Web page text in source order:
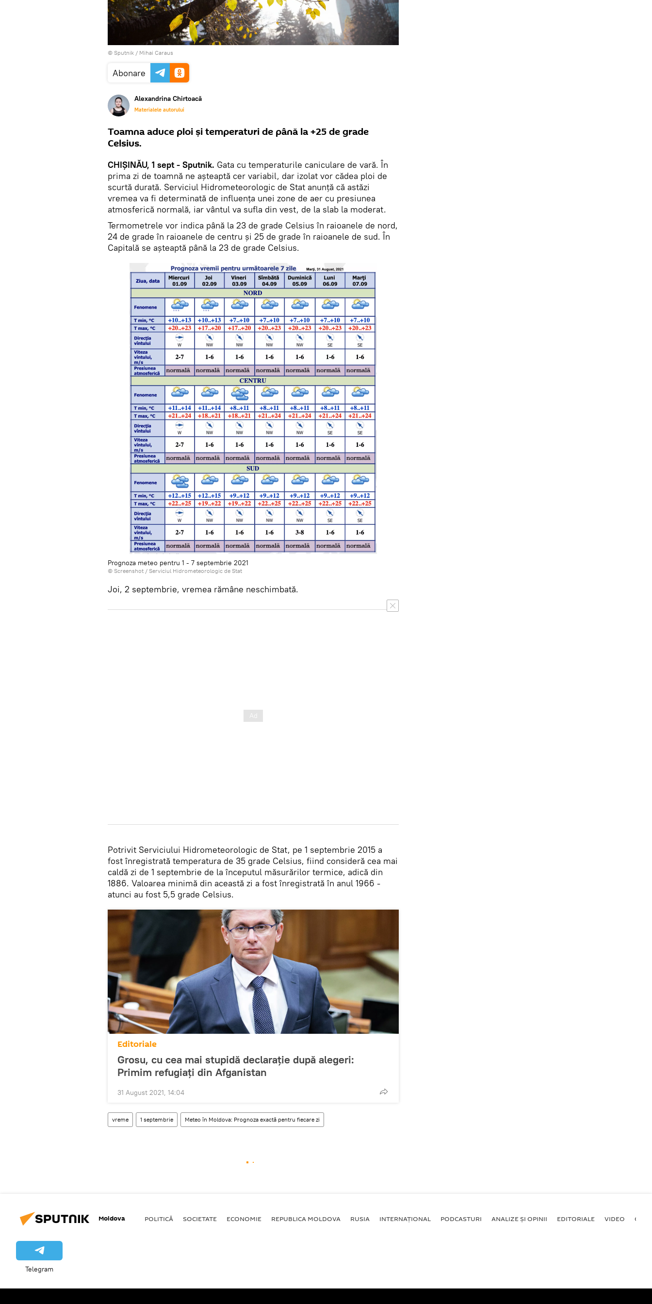
© Sputnik / Mihai Caraus
Abonare
Alexandrina Chirtoacă
Materialele autorului
Toamna aduce ploi și temperaturi de până la +25 de grade
Celsius.
CHIȘINĂU, 1 sept - Sputnik. Gata cu temperaturile caniculare de vară. În
prima zi de toamnă ne așteaptă cer variabil, dar izolat vor cădea ploi de
scurtă durată. Serviciul Hidrometeorologic de Stat anunță că astăzi
vremea va fi determinată de influența unei zone de aer cu presiunea
atmosferică normală, iar vântul va sufla din vest, de la slab la moderat.
Termometrele vor indica până la 23 de grade Celsius în raioanele de nord,
24 de grade în raioanele de centru și 25 de grade în raioanele de sud. În
Capitală se așteaptă până la 23 de grade Celsius.
Prognoza meteo pentru 1 - 7 septembrie 2021
© Screenshot / Serviciul Hidrometeorologic de Stat
Joi, 2 septembrie, vremea rămâne neschimbată.
Potrivit Serviciului Hidrometeorologic de Stat, pe 1 septembrie 2015 a
fost înregistrată temperatura de 35 grade Celsius, fiind consideră cea mai
caldă zi de 1 septembrie de la începutul măsurărilor termice, adică din
1886. Valoarea minimă din această zi a fost înregistrată în anul 1966 -
atunci au fost 5,5 grade Celsius.
Editoriale
Grosu, cu cea mai stupidă declarație după alegeri:
Primim refugiați din Afganistan
31 August 2021, 14:04
vreme 1 septembrie Meteo în Moldova: Prognoza exactă pentru fiecare zi
Moldova POLITICĂ SOCIETATE ECONOMIE REPUBLICA MOLDOVA RUSIA INTERNAȚIONAL PODCASTURI ANALIZE ȘI OPINII EDITORIALE VIDEO
Telegram